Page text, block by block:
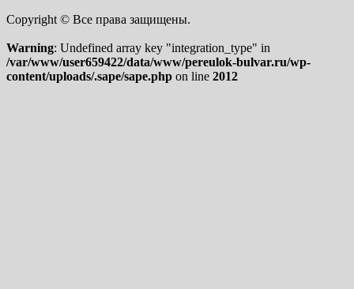
Copyright © Все права защищены.
Warning: Undefined array key "integration_type" in
/var/www/user659422/data/www/pereulok-bulvar.ru/wp-
content/uploads/.sape/sape.php on line 2012